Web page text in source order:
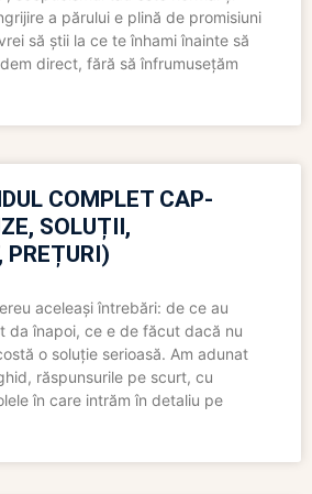
a părului e plină de promisiuni
să știi la ce te înhami înainte să
direct, fără să înfrumusețăm
COMPLET CAP-
SOLUȚII,
PREȚURI)
aceleași întrebări: de ce au
da înapoi, ce e de făcut dacă nu
o soluție serioasă. Am adunat
răspunsurile pe scurt, cu
în care intrăm în detaliu pe